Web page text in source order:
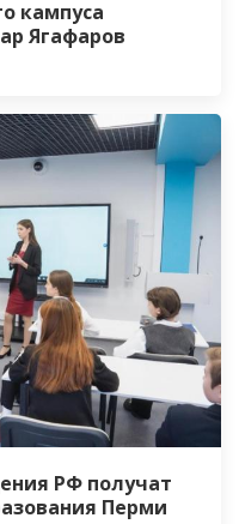
кампуса
Ягафаров
РФ получат
Перми